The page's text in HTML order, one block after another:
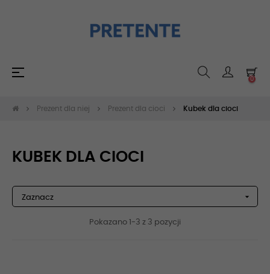
Toggle
☰
0
Prezent dla niej Prezent dla cioci Kubek dla cioci
KUBEK DLA CIOCI
Zaznacz 
Pokazano 1-3 z 3 pozycji